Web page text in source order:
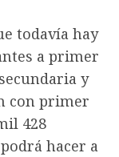
todavía hay
a primer
y
con primer
428
hacer a